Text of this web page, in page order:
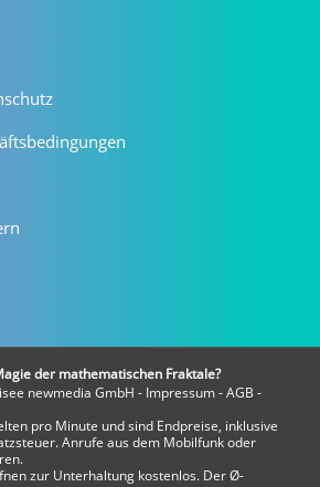
der mathematischen Fraktale?
isee newmedia GmbH - Impressum-AGB -
pro Minute und sind Endpreise, inklusive
Anrufe aus dem Mobilfunk oder
zur Unterhaltung kostenlos. Der Ø-